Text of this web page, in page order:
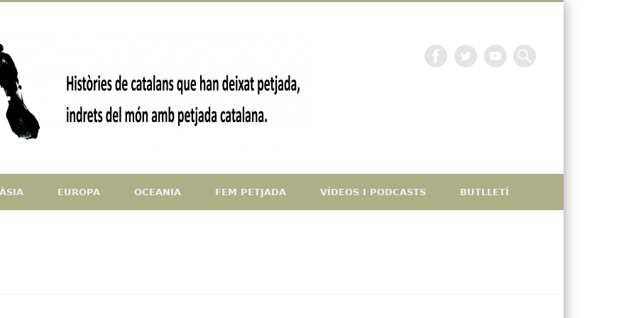
La petjada catalana
del món amb petjada catalana
ÀSIA EUROPA OCEANIA FEM PETJADA VÍDEOS I PODCASTS BUTLLETÍ